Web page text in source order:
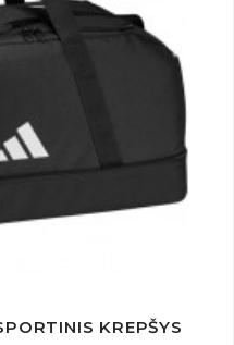
KREPŠYS